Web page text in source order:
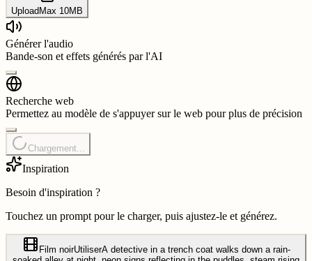
UploadMax 10MB
Générer l'audio
Bande-son et effets générés par l'AI
Recherche web
Permettez au modèle de s'appuyer sur le web pour plus de précision
Chargement...
Inspiration
Besoin d'inspiration ?
Touchez un prompt pour le charger, puis ajustez-le et générez.
Film noirUtiliserA detective in a trench coat walks down a rain-